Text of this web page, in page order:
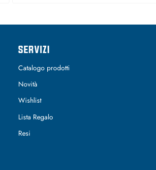
SERVIZI
Catalogo prodotti
Novità
Wishlist
Lista Regalo
Resi